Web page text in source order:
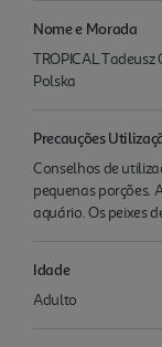
Nome e Morada
TROPICAL
Polska
Precauções
Conselhos de
pequenas porções.
aquário. Os peixes
Idade
Adulto